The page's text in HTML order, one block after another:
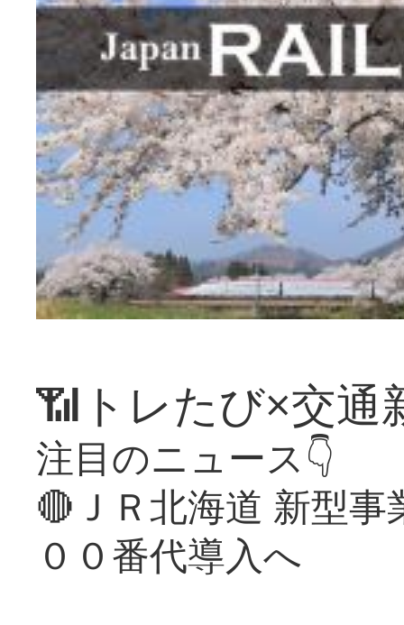
📶トレたび×交通
注目のニュース👇
🔴ＪＲ北海道 新型
００番代導入へ